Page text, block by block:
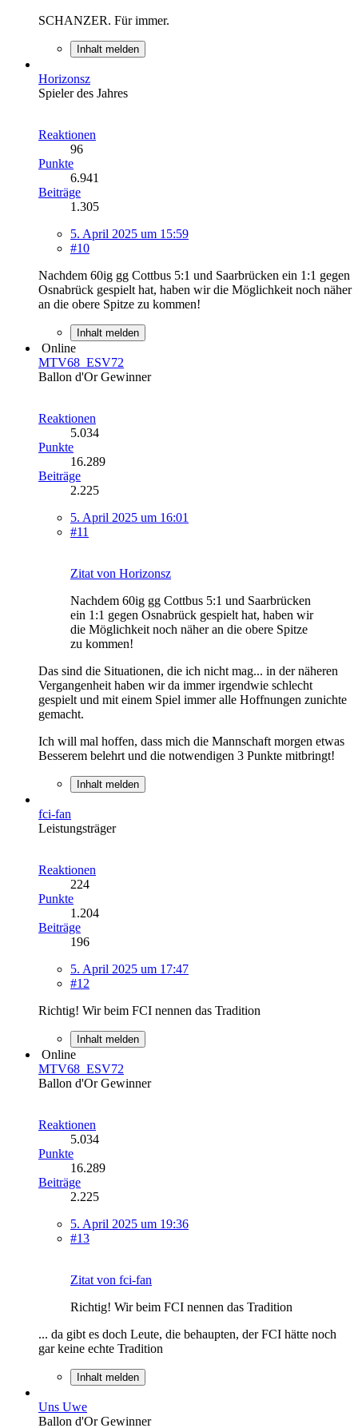
SCHANZER. Für immer.
Inhalt melden
Horizonsz
Spieler des Jahres
Reaktionen
96
Punkte
6.941
Beiträge
1.305
5. April 2025 um 15:59
#10
Nachdem 60ig gg Cottbus 5:1 und Saarbrücken ein 1:1 gegen
Osnabrück gespielt hat, haben wir die Möglichkeit noch näher
an die obere Spitze zu kommen!
Inhalt melden
Online
MTV68_ESV72
Ballon d'Or Gewinner
Reaktionen
5.034
Punkte
16.289
Beiträge
2.225
5. April 2025 um 16:01
#11
Zitat von Horizonsz
Nachdem 60ig gg Cottbus 5:1 und Saarbrücken
ein 1:1 gegen Osnabrück gespielt hat, haben wir
die Möglichkeit noch näher an die obere Spitze
zu kommen!
Das sind die Situationen, die ich nicht mag... in der näheren
Vergangenheit haben wir da immer irgendwie schlecht
gespielt und mit einem Spiel immer alle Hoffnungen zunichte
gemacht.
Ich will mal hoffen, dass mich die Mannschaft morgen etwas
Besserem belehrt und die notwendigen 3 Punkte mitbringt!
Inhalt melden
fci-fan
Leistungsträger
Reaktionen
224
Punkte
1.204
Beiträge
196
5. April 2025 um 17:47
#12
Richtig! Wir beim FCI nennen das Tradition
Inhalt melden
Online
MTV68_ESV72
Ballon d'Or Gewinner
Reaktionen
5.034
Punkte
16.289
Beiträge
2.225
5. April 2025 um 19:36
#13
Zitat von fci-fan
Richtig! Wir beim FCI nennen das Tradition
... da gibt es doch Leute, die behaupten, der FCI hätte noch
gar keine echte Tradition
Inhalt melden
Uns Uwe
Ballon d'Or Gewinner